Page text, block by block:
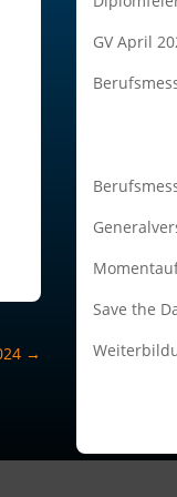
→
GV April
Save the